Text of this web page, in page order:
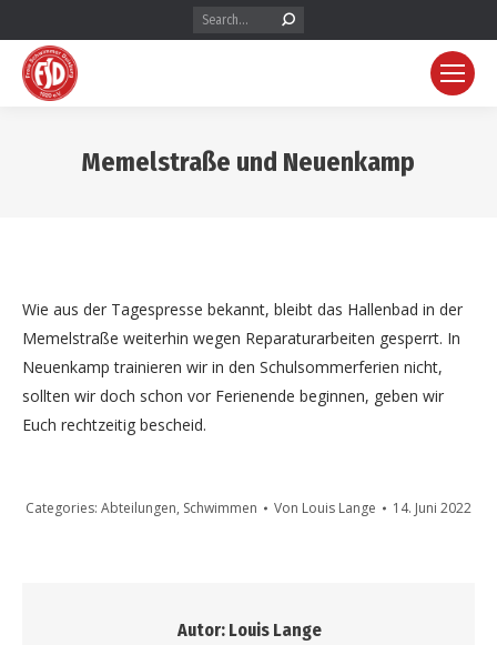
Search:
Memelstraße und Neuenkamp
Wie aus der Tagespresse bekannt, bleibt das Hallenbad in der
Memelstraße weiterhin wegen Reparaturarbeiten gesperrt. In
Neuenkamp trainieren wir in den Schulsommerferien nicht,
sollten wir doch schon vor Ferienende beginnen, geben wir
Euch rechtzeitig bescheid.
Categories: Abteilungen, Schwimmen Von Louis Lange 14. Juni 2022
Autor: Louis Lange